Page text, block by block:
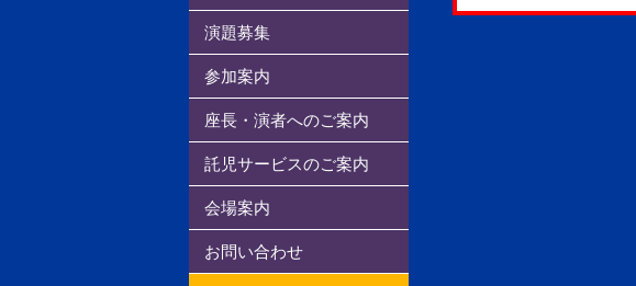
演題募集
参加案内
座長・演者へのご案内
託児サービスのご案内
会場案内
お問い合わせ